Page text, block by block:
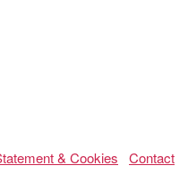
& Cookies Contact